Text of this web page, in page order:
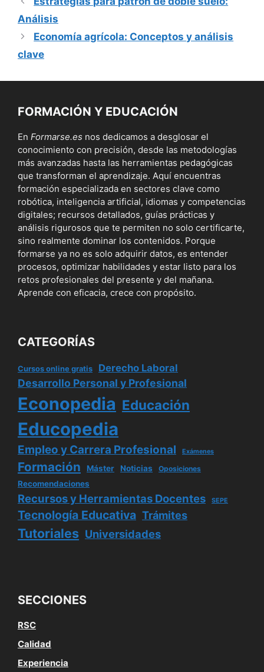
Análisis
Economía agrícola: Conceptos y análisis
clave
FORMACIÓN Y EDUCACIÓN
En Formarse.es nos dedicamos a desglosar el
conocimiento con precisión, desde las metodologías
más avanzadas hasta las herramientas pedagógicas
que transforman el aprendizaje. Aquí encuentras
formación especializada en sectores clave como
robótica, inteligencia artificial, idiomas y competencias
digitales; recursos detallados, guías prácticas y
análisis rigurosos que te permiten no solo certificarte,
sino realmente dominar los contenidos. Porque
formarse ya no es solo adquirir datos, es entender
procesos, optimizar habilidades y estar listo para los
retos profesionales del presente y del mañana.
Aprende con eficacia, crece con propósito.
CATEGORÍAS
Cursos online gratis Derecho Laboral
Desarrollo Personal y Profesional
Econopedia Educación
Educopedia
Empleo y Carrera Profesional Exámenes
Formación Máster Noticias Oposiciones
Recomendaciones
Recursos y Herramientas Docentes SEPE
Tecnología Educativa Trámites
Tutoriales Universidades
SECCIONES
RSC
Calidad
Experiencia